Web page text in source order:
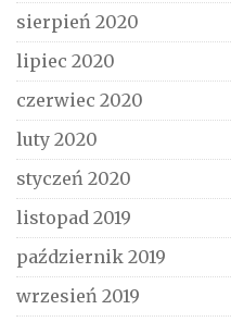
sierpień 2020
lipiec 2020
czerwiec 2020
luty 2020
styczeń 2020
listopad 2019
październik 2019
wrzesień 2019